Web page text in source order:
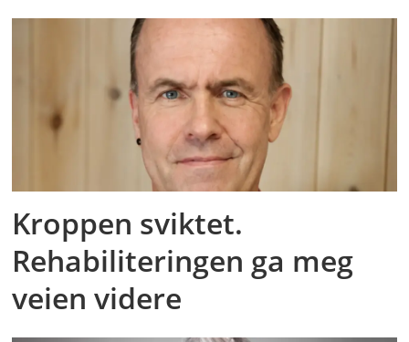
Kroppen sviktet.
Rehabiliteringen ga meg
veien videre